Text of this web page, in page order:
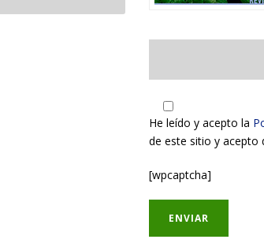
He leído y acepto la
de este sitio y acepto
[wpcaptcha]